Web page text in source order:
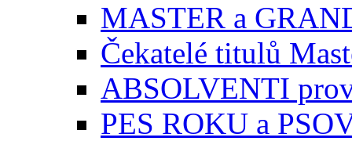
MASTER a
Čekatelé titulů
ABSOLVENTI
PES ROKU a